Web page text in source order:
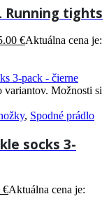
Running tights
€Aktuálna cena je:
variantov. Možnosti si
, Spodné prádlo
socks 3-
€Aktuálna cena je: